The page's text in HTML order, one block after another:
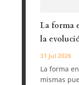
La forma
la
31 Jul 2026
La forma
mismas